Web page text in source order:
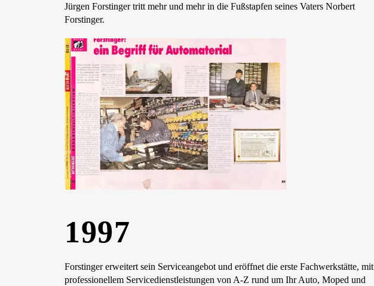
Jürgen Forstinger tritt mehr und mehr in die Fußstapfen seines Vaters Norbert
Forstinger.
1997
Forstinger erweitert sein Serviceangebot und eröffnet die erste Fachwerkstätte, mit
professionellem Servicedienstleistungen von A-Z rund um Ihr Auto, Moped und